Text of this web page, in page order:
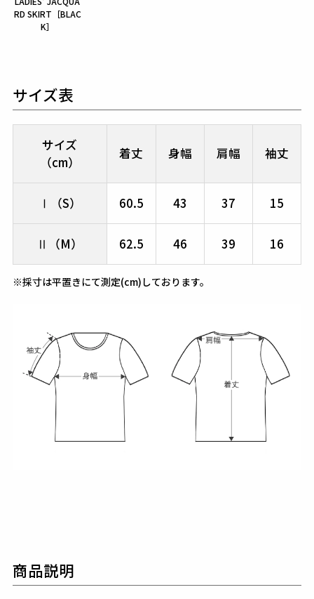
RD SKIRT［BLAC
K］
サイズ表
サイズ
（cm）
着丈 身幅 肩幅 袖丈
Ⅰ（S） 60.5 43 37 15
Ⅱ（M） 62.5 46 39 16
※採寸は平置きにて測定(cm)しております。
商品説明